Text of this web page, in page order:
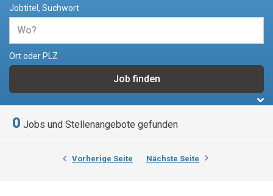
Jobtitel, Suchwort
Ort oder PLZ
0 Jobs und Stellenangebote gefunden
Vorherige Seite Nächste Seite